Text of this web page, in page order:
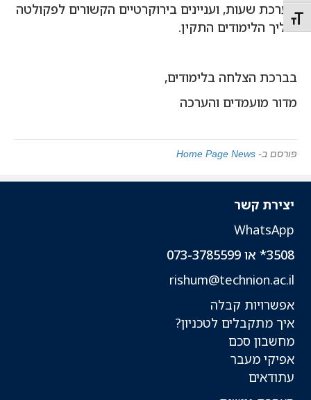
Toggle Font size
מערכת שעות, ועניינים בירוקרטיים הקשורים לפקולטה
והליך הלימודים התקין.
בברכת הצלחה בלימודים,
מדור מועמדים והערכה
פורסם ב- Home Page News
יצירת קשר
WhatsApp
3508* או 073-3785599
rishum@technion.ac.il
אפשרויות קבלה
איך מתקבלים לטכניון?
מחשבון סכם
אפיקי מעבר
עתודאים